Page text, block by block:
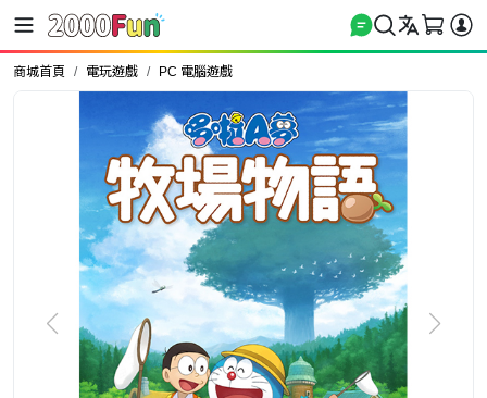
商城首頁 電玩遊戲 PC 電腦遊戲